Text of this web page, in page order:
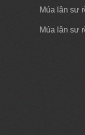
Múa lân sư
Múa lân sư